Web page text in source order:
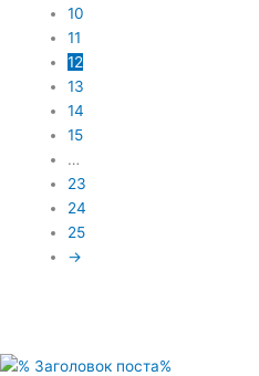
10
11
12
13
14
15
…
23
24
25
→